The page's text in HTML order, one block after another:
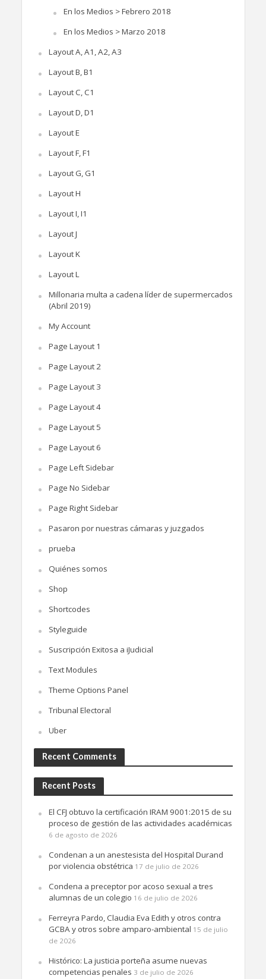
En los Medios > Febrero 2018
En los Medios > Marzo 2018
Layout A, A1, A2, A3
Layout B, B1
Layout C, C1
Layout D, D1
Layout E
Layout F, F1
Layout G, G1
Layout H
Layout I, I1
Layout J
Layout K
Layout L
Millonaria multa a cadena líder de supermercados
(Abril 2019)
My Account
Page Layout 1
Page Layout 2
Page Layout 3
Page Layout 4
Page Layout 5
Page Layout 6
Page Left Sidebar
Page No Sidebar
Page Right Sidebar
Pasaron por nuestras cámaras y juzgados
prueba
Quiénes somos
Shop
Shortcodes
Styleguide
Suscripción Exitosa a iJudicial
Text Modules
Theme Options Panel
Tribunal Electoral
Uber
Recent Comments
Recent Posts
El CFJ obtuvo la certificación IRAM 9001:2015 de su
proceso de gestión de las actividades académicas
6 de agosto de 2026
Condenan a un anestesista del Hospital Durand
por violencia obstétrica 17 de julio de 2026
Condena a preceptor por acoso sexual a tres
alumnas de un colegio 16 de julio de 2026
Ferreyra Pardo, Claudia Eva Edith y otros contra
GCBA y otros sobre amparo-ambiental 15 de julio
de 2026
Histórico: La justicia porteña asume nuevas
competencias penales 3 de julio de 2026